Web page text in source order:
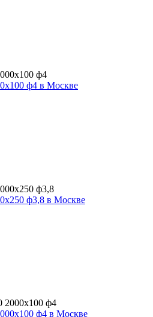
ф4 в Москве
ф3,8 в Москве
ф4 в Москве